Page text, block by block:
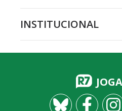
INSTITUCIONAL